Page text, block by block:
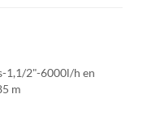
1,1/2"-6000l/h en
m